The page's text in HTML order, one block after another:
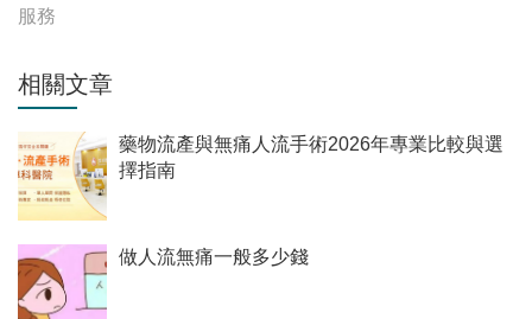
服務
相關文章
藥物流產與無痛人流手術2026年專業比較與選
擇指南
做人流無痛一般多少錢